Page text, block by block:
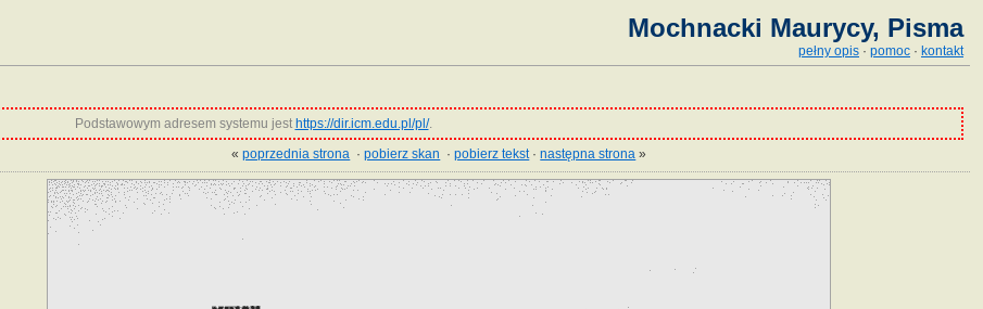
Mochnacki Maurycy, Pisma
pełny opis · pomoc · kontakt
Podstawowym adresem systemu jest https://dir.icm.edu.pl/pl/.
«poprzednia strona ·pobierz skan ·pobierz tekst·następna strona »